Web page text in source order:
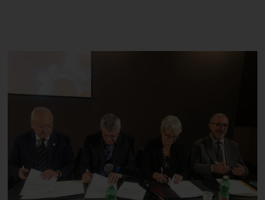
Contatti per area di competenza
Certificazioni
UNIGEC
UNIONALIMENTARI
Energia e sostenibilità
Supporto tecnico-giuridico